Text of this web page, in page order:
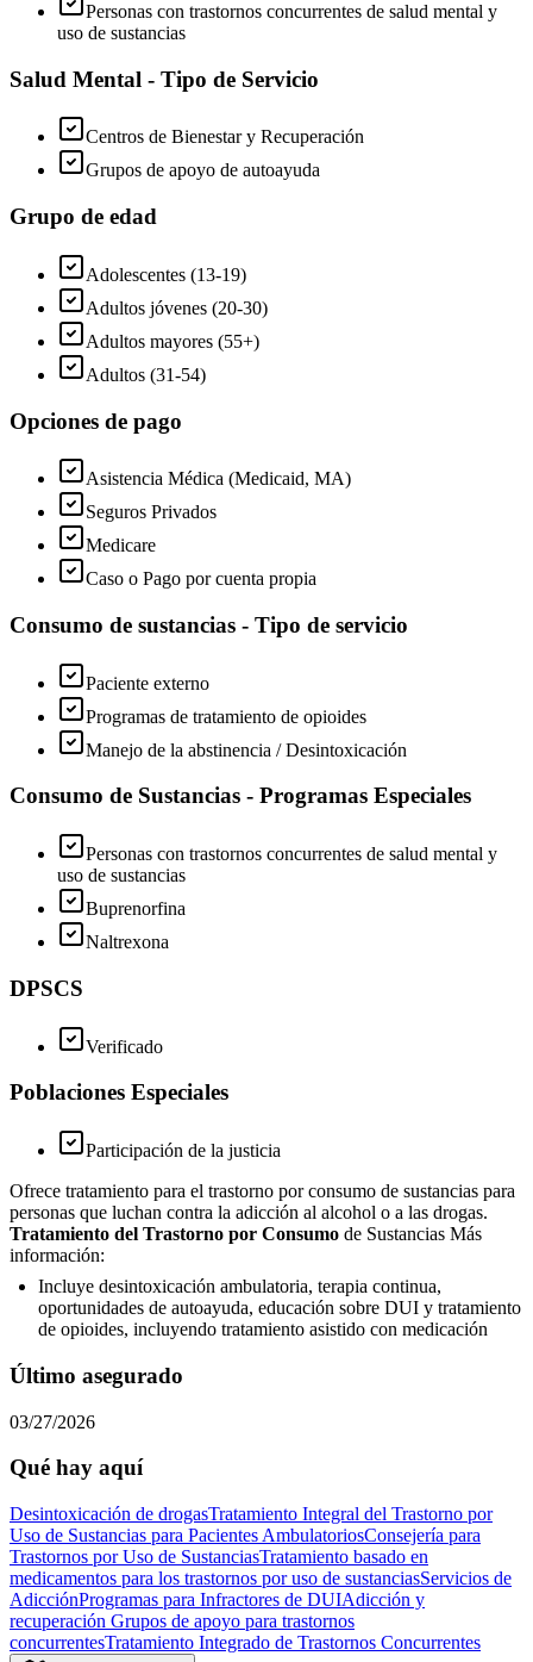
Personas con trastornos concurrentes de salud mental y
uso de sustancias
Salud Mental - Tipo de Servicio
Centros de Bienestar y Recuperación
Grupos de apoyo de autoayuda
Grupo de edad
Adolescentes (13-19)
Adultos jóvenes (20-30)
Adultos mayores (55+)
Adultos (31-54)
Opciones de pago
Asistencia Médica (Medicaid, MA)
Seguros Privados
Medicare
Caso o Pago por cuenta propia
Consumo de sustancias - Tipo de servicio
Paciente externo
Programas de tratamiento de opioides
Manejo de la abstinencia / Desintoxicación
Consumo de Sustancias - Programas Especiales
Personas con trastornos concurrentes de salud mental y
uso de sustancias
Buprenorfina
Naltrexona
DPSCS
Verificado
Poblaciones Especiales
Participación de la justicia
Ofrece tratamiento para el trastorno por consumo de sustancias para
personas que luchan contra la adicción al alcohol o a las drogas.
Tratamiento del Trastorno por Consumo de Sustancias Más
información:
Incluye desintoxicación ambulatoria, terapia continua,
oportunidades de autoayuda, educación sobre DUI y tratamiento
de opioides, incluyendo tratamiento asistido con medicación
Último asegurado
03/27/2026
Qué hay aquí
Desintoxicación de drogasTratamiento Integral del Trastorno por
Uso de Sustancias para Pacientes AmbulatoriosConsejería para
Trastornos por Uso de SustanciasTratamiento basado en
medicamentos para los trastornos por uso de sustanciasServicios de
AdicciónProgramas para Infractores de DUIAdicción y
recuperación Grupos de apoyo para trastornos
concurrentesTratamiento Integrado de Trastornos Concurrentes